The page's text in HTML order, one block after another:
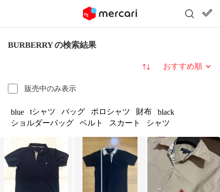
BURBERRY の検索結果
販売中のみ表示
並び替え
blue tシャツ バッグ ポロシャツ 財布
black
ショルダーバッグ
ベルト スカート シャツ